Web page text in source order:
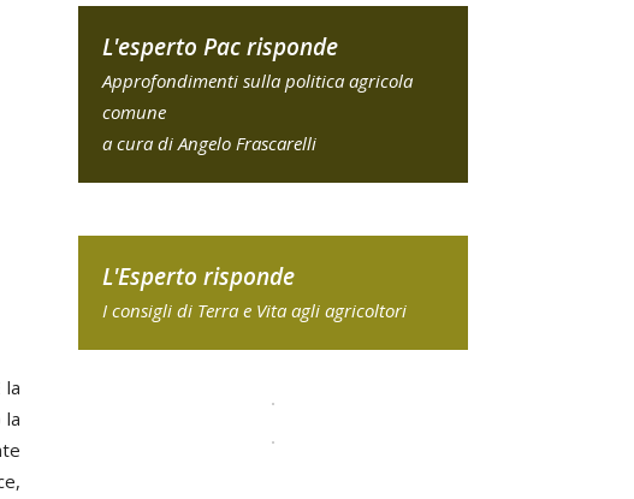
la
la
L'esperto Pac risponde
Approfondimenti sulla politica agricola
comune
a cura di Angelo Frascarelli
L'Esperto risponde
I consigli di Terra e Vita agli agricoltori